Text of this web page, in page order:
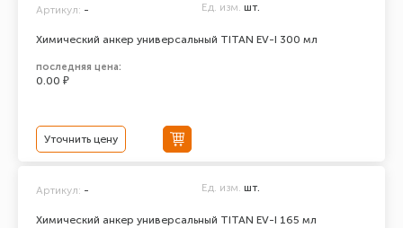
Химический анкер универсальный TITAN EV-I 300 мл
Артикул: - Ед. изм. шт.
последняя цена:
0.00 ₽
Уточнить цену
Химический анкер универсальный TITAN EV-I 165 мл
Артикул: - Ед. изм. шт.